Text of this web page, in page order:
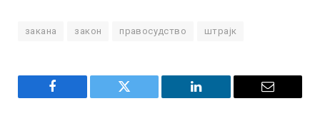
закана закон правосудство штрајк
Facebook Twitter LinkedIn Email